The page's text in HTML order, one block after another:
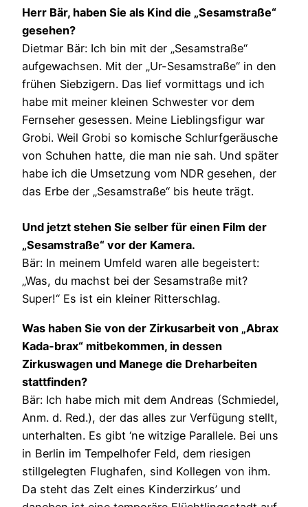
Herr Bär, haben Sie als Kind die „Sesamstraße“
gesehen?
Dietmar Bär: Ich bin mit der „Sesamstraße“
aufgewachsen. Mit der „Ur-Sesamstraße“ in den
frühen Siebzigern. Das lief vormittags und ich
habe mit meiner kleinen Schwester vor dem
Fernseher gesessen. Meine Lieblingsfigur war
Grobi. Weil Grobi so komische Schlurfgeräusche
von Schuhen hatte, die man nie sah. Und später
habe ich die Umsetzung vom NDR gesehen, der
das Erbe der „Sesamstraße“ bis heute trägt.
Und jetzt stehen Sie selber für einen Film der
„Sesamstraße“ vor der Kamera.
Bär: In meinem Umfeld waren alle begeistert:
„Was, du machst bei der Sesamstraße mit?
Super!“ Es ist ein kleiner Ritterschlag.
Was haben Sie von der Zirkusarbeit von „Abrax
Kada-brax“ mitbekommen, in dessen
Zirkuswagen und Manege die Dreharbeiten
stattfinden?
Bär: Ich habe mich mit dem Andreas (Schmiedel,
Anm. d. Red.), der das alles zur Verfügung stellt,
unterhalten. Es gibt ‘ne witzige Parallele. Bei uns
in Berlin im Tempelhofer Feld, dem riesigen
stillgelegten Flughafen, sind Kollegen von ihm.
Da steht das Zelt eines Kinderzirkus’ und